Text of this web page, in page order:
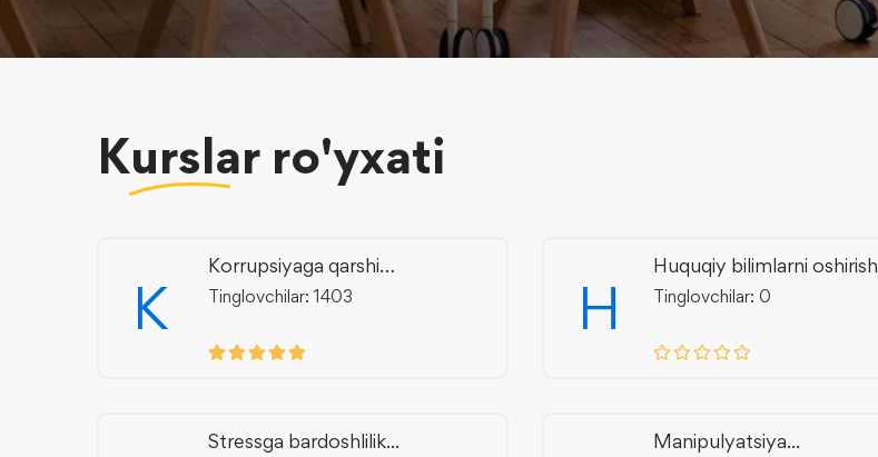
Kurslar ro'yxati
K
Korrupsiyaga qarshi
kurashish...
Tinglovchilar: 1403 H
Huquqiy bilimlarni oshirish
Tinglovchilar: 0
Stressga bardoshlilik... Manipulyatsiya...